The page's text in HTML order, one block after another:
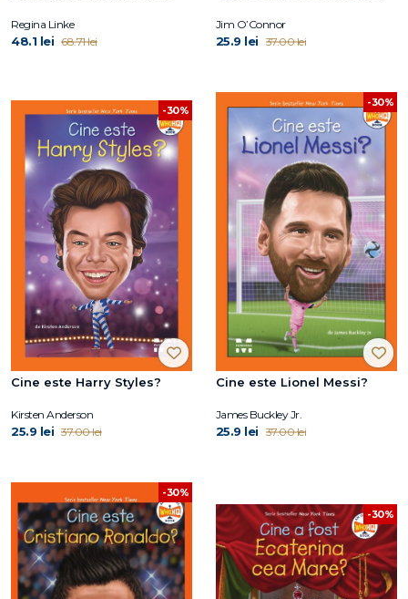
Regina Linke
48.1 lei 68.71 lei
Jim O’Connor
25.9 lei 37.00 lei
-30%
Cine este Harry Styles?
Kirsten Anderson
25.9 lei 37.00 lei
-30%
Cine este Lionel Messi?
James Buckley Jr.
25.9 lei 37.00 lei
-30%
-30%